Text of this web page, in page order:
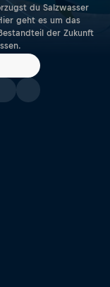
du Salzwasser
geht es um das
der Zukunft